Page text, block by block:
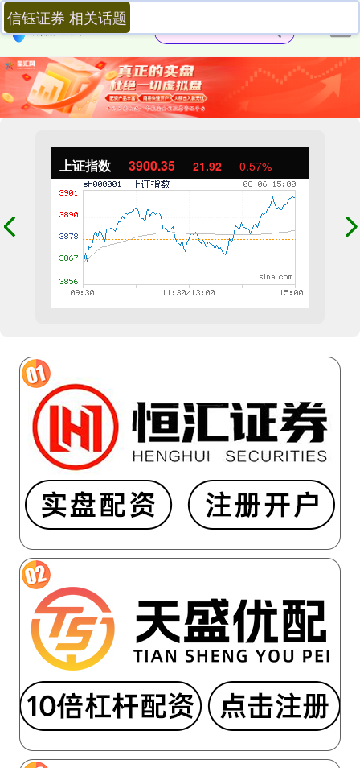
上证指数 3900.35 21.92 0.57%
信钰证券 相关话题